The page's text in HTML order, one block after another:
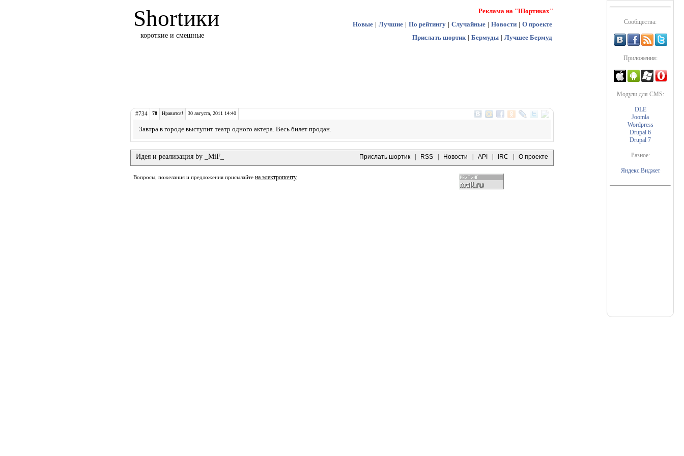
Сообщества:
Приложения:
Модули для CMS:
DLE
Joomla
Wordpress
Drupal 6
Drupal 7
Разное:
Яндекс.Виджет
Shortики
Реклама на "Шортиках"
Новые | Лучшие | По рейтингу | Случайные | Новости | О проекте
Прислать шортик | Бермуды | Лучшее Бермуд
короткие и смешные
#734 78 Нравится! 30 августа, 2011 14:40
Завтра в городе выступит театр одного актера. Весь билет продан.
Идея и реализация by _MiF_ Прислать шортик RSS Новости API IRC О проекте
Вопросы, пожелания и предложения присылайте на электропочту